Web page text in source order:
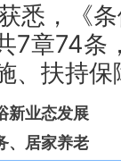
悉，《
7章74条
、扶持
新业态发展
、居家养老